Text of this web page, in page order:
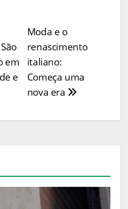
b
o
o
e
st
s
A
p
p
dI
ar
Moda e o
renascimento
italiano:
Começa uma
nova era
em
e